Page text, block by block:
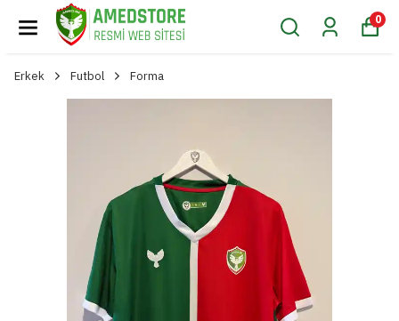
0
Erkek Futbol Forma